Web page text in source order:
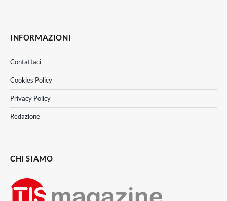
INFORMAZIONI
Contattaci
Cookies Policy
Privacy Policy
Redazione
CHI SIAMO